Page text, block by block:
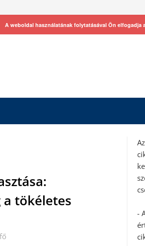
tökéletes
-
A weboldal használatának folytatásával Ön elfogadja